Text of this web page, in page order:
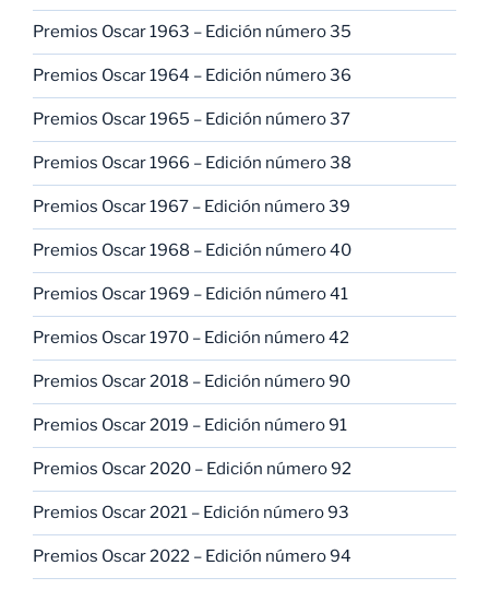
Premios Oscar 1963 – Edición número 35
Premios Oscar 1964 – Edición número 36
Premios Oscar 1965 – Edición número 37
Premios Oscar 1966 – Edición número 38
Premios Oscar 1967 – Edición número 39
Premios Oscar 1968 – Edición número 40
Premios Oscar 1969 – Edición número 41
Premios Oscar 1970 – Edición número 42
Premios Oscar 2018 – Edición número 90
Premios Oscar 2019 – Edición número 91
Premios Oscar 2020 – Edición número 92
Premios Oscar 2021 – Edición número 93
Premios Oscar 2022 – Edición número 94